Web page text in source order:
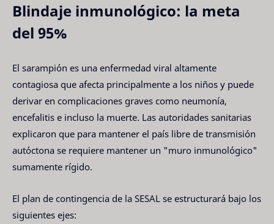
Blindaje inmunológico: la meta
del 95%
El sarampión es una enfermedad viral altamente
contagiosa que afecta principalmente a los niños y puede
derivar en complicaciones graves como neumonía,
encefalitis e incluso la muerte. Las autoridades sanitarias
explicaron que para mantener el país libre de transmisión
autóctona se requiere mantener un "muro inmunológico"
sumamente rígido.
El plan de contingencia de la SESAL se estructurará bajo los
siguientes ejes: